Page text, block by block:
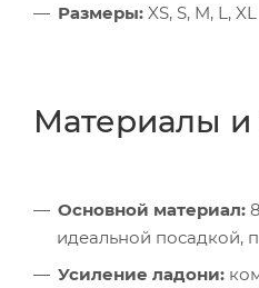
Размеры: XS, S, M, L, XL
Материалы и
Основной материал:
идеальной посадкой,
Усиление ладони: